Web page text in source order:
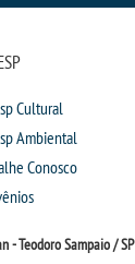
Cultural
Ambiental
Conosco
- Teodoro Sampaio / SP